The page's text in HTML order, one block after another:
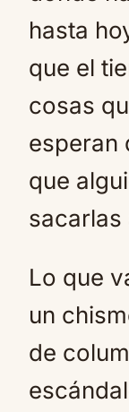
hasta
que el
cosas
esperan
que
sacarlas
Lo que
un
de